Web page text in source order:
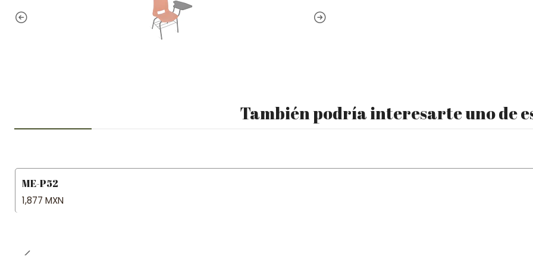
También podría interesarte uno de
ME-P52
1,877 MXN